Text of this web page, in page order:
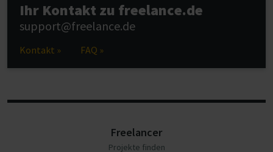
Ihr Kontakt zu freelance.de
support@freelance.de
Kontakt » FAQ »
Freelancer
Projekte finden